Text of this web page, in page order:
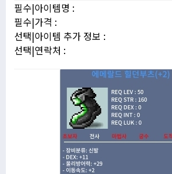
필수|아이템명 :
필수|가격 :
선택|아이템 추가 정보 :
선택|연락처 :